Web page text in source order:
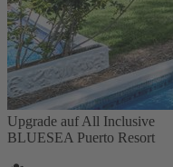
Upgrade auf All Inclusive
BLUESEA Puerto Resort